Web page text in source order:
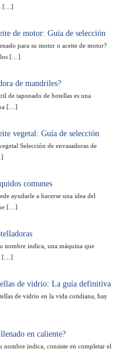
[…]
de motor: Guía de selección
para su motor o aceite de motor?
los […]
de mandriles?
de taponado de botellas es una
[…]
vegetal: Guía de selección
Selección de envasadoras de
comunes
ayudarle a hacerse una idea del
[…]
nombre indica, una máquina que
[…]
de vidrio: La guía definitiva
de vidrio en la vida cotidiana, hay
en caliente?
nombre indica, consiste en completar el